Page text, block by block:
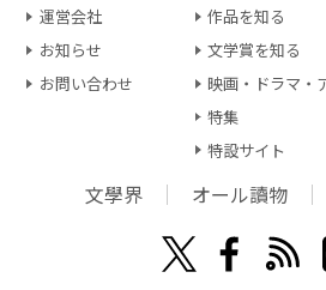
運営会社
お知らせ
お問い合わせ
作品を知る
文学賞を知る
映画・ドラマ・
特集
特設サイト
文學界 オール讀物